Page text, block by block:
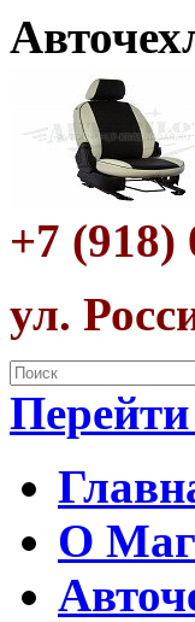
+7 (918)
ул.
О